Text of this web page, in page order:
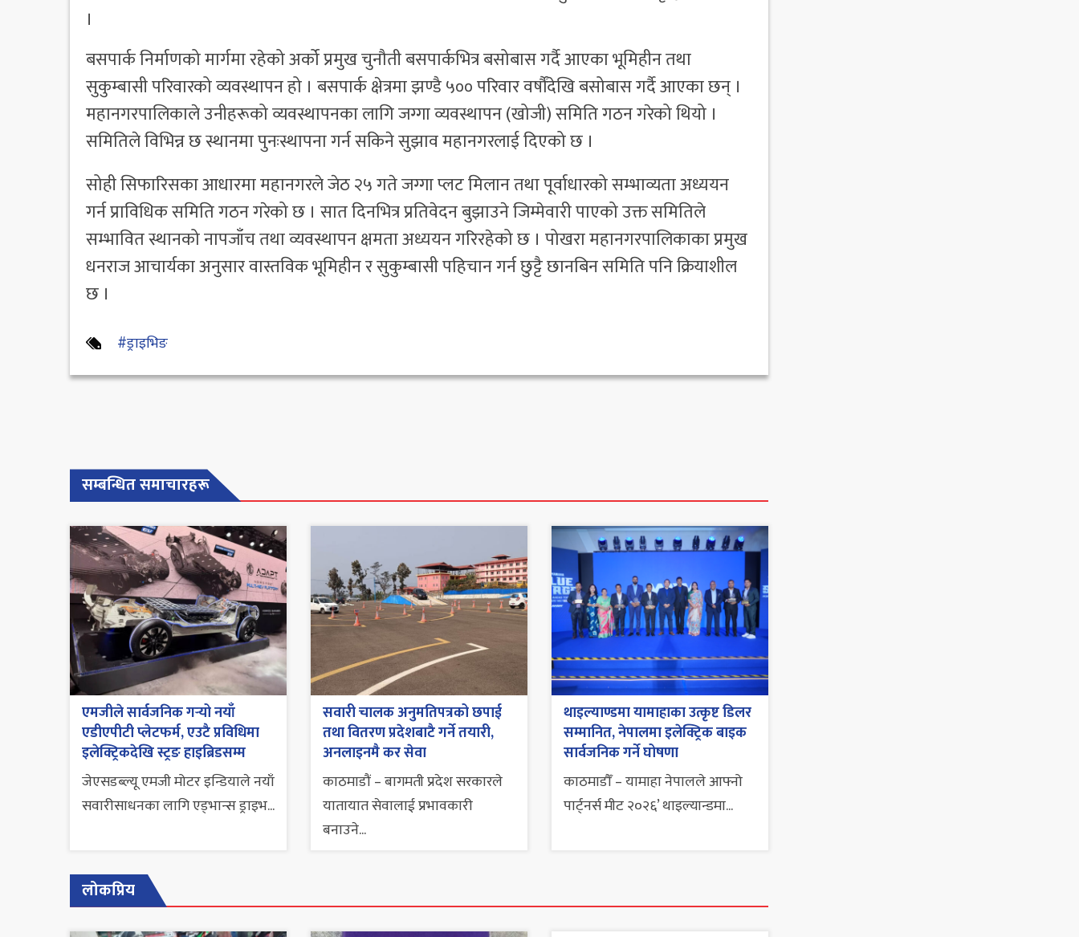
।
बसपार्क निर्माणको मार्गमा रहेको अर्को प्रमुख चुनौती बसपार्कभित्र बसोबास गर्दै आएका भूमिहीन तथा
सुकुम्बासी परिवारको व्यवस्थापन हो । बसपार्क क्षेत्रमा झण्डै ५०० परिवार वर्षौंदेखि बसोबास गर्दै आएका छन् ।
महानगरपालिकाले उनीहरूको व्यवस्थापनका लागि जग्गा व्यवस्थापन (खोजी) समिति गठन गरेको थियो ।
समितिले विभिन्न छ स्थानमा पुनःस्थापना गर्न सकिने सुझाव महानगरलाई दिएको छ ।
सोही सिफारिसका आधारमा महानगरले जेठ २५ गते जग्गा प्लट मिलान तथा पूर्वाधारको सम्भाव्यता अध्ययन
गर्न प्राविधिक समिति गठन गरेको छ । सात दिनभित्र प्रतिवेदन बुझाउने जिम्मेवारी पाएको उक्त समितिले
सम्भावित स्थानको नापजाँच तथा व्यवस्थापन क्षमता अध्ययन गरिरहेको छ । पोखरा महानगरपालिकाका प्रमुख
धनराज आचार्यका अनुसार वास्तविक भूमिहीन र सुकुम्बासी पहिचान गर्न छुट्टै छानबिन समिति पनि क्रियाशील
छ ।
#ड्राइभिङ
सम्बन्धित समाचारहरू
एमजीले सार्वजनिक गर्‍यो नयाँ
एडीएपीटी प्लेटफर्म, एउटै प्रविधिमा
इलेक्ट्रिकदेखि स्ट्रङ हाइब्रिडसम्म
जेएसडब्ल्यू एमजी मोटर इन्डियाले नयाँ
सवारीसाधनका लागि एड्भान्स ड्राइभ...
सवारी चालक अनुमतिपत्रको छपाई
तथा वितरण प्रदेशबाटै गर्ने तयारी,
अनलाइनमै कर सेवा
काठमाडौं – बागमती प्रदेश सरकारले
यातायात सेवालाई प्रभावकारी
बनाउने...
थाइल्याण्डमा यामाहाका उत्कृष्ट डिलर
सम्मानित, नेपालमा इलेक्ट्रिक बाइक
सार्वजनिक गर्ने घोषणा
काठमाडौँ – यामाहा नेपालले आफ्नो
पार्ट्नर्स मीट २०२६’ थाइल्यान्डमा...
लोकप्रिय